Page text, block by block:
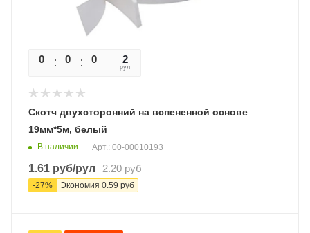
0 0 0 02
рул
Скотч двухсторонний на вспененной основе
19мм*5м, белый
В наличии Арт.: 00-00010193
1.61 руб/рул 2.20руб
-27% Экономия 0.59 руб